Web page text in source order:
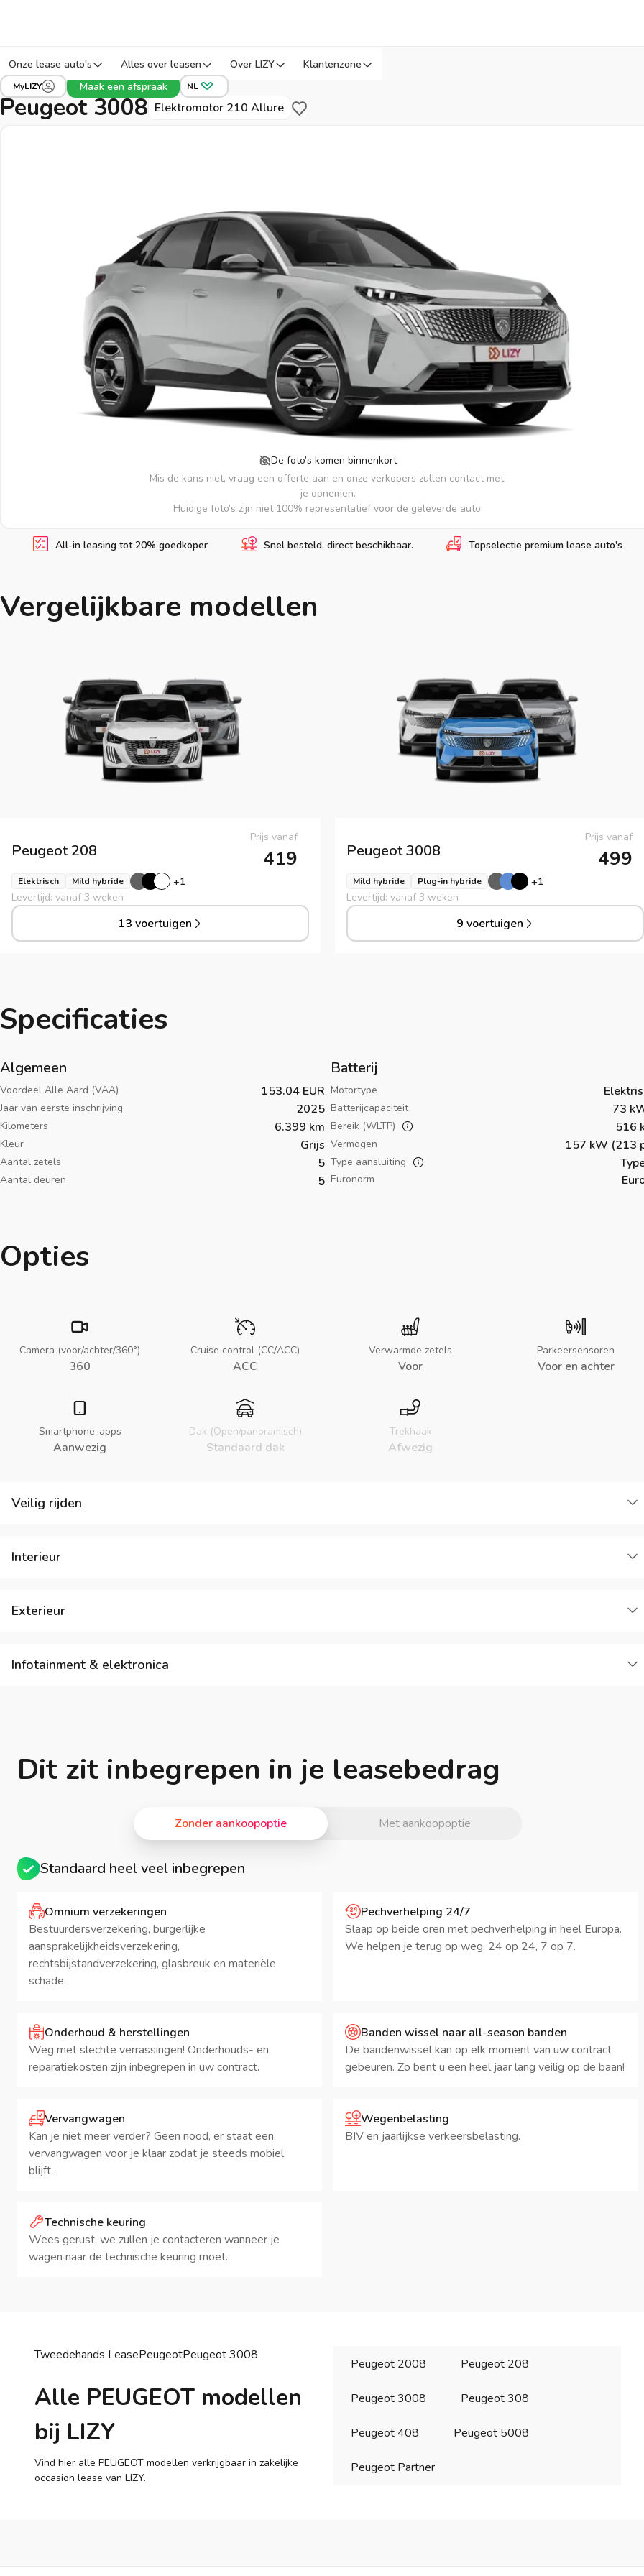
Onze lease auto's Alles over leasen Over LIZY Klantenzone
MyLIZY Maak een afspraak NL
Alle voertuigen › 3008
Peugeot 3008 Elektromotor 210 Allure Bewaar voor later
De foto’s komen binnenkort
Mis de kans niet, vraag een offerte aan en onze verkopers zullen contact met
je opnemen.
Huidige foto’s zijn niet 100% representatief voor de geleverde auto.
All-in leasing tot 20% goedkoper Snel besteld, direct beschikbaar. Topselectie premium lease auto's
Vergelijkbare modellen
Peugeot 208
Prijs vanaf
419
Elektrisch Mild hybride +1
Levertijd: vanaf 3 weken
13 voertuigen
Peugeot3008
Prijs vanaf
499
Mild hybride Plug-in hybride +1
Levertijd: vanaf 3 weken
9 voertuigen
Tweedehands LeasePeugeotPeugeot3008
Alle PEUGEOT modellen
bij LIZY
Vind hier alle PEUGEOT modellen verkrijgbaar in zakelijke
occasion lease van LIZY.
Peugeot 2008 Peugeot 208
Peugeot 3008 Peugeot 308
Peugeot 408 Peugeot 5008
Peugeot Partner
Specificaties
Algemeen
Voordeel Alle Aard (VAA) 153.04 EUR
Jaar van eerste inschrijving 2025
Kilometers 6.399 km
Kleur Grijs
Aantal zetels 5
Aantal deuren 5
Batterij
Motortype
Batterijcapaciteit 73
Bereik (WLTP) 516
Vermogen 157 kW (213
Type aansluiting
Euronorm
Opties
Camera (voor/achter/360°)
360
Cruise control (CC/ACC)
ACC
Verwarmde zetels
Voor
Parkeersensoren
Voor en achter
Smartphone-apps
Aanwezig
Dak (Open/panoramisch)
Standaard dak
Trekhaak
Afwezig
Veilig rijden
Interieur
Exterieur
Infotainment & elektronica
Dit zit inbegrepen in je leasebedrag
Met aankoopoptie
Zonder aankoopoptie
Standaard heel veel inbegrepen
Omnium verzekeringen
Bestuurdersverzekering, burgerlijke
aansprakelijkheidsverzekering,
rechtsbijstandverzekering, glasbreuk en materiële
schade.
Pechverhelping 24/7
Slaap op beide oren met pechverhelping in heel Europa.
We helpen je terug op weg, 24 op 24, 7 op 7.
Onderhoud & herstellingen
Weg met slechte verrassingen! Onderhouds- en
reparatiekosten zijn inbegrepen in uw contract.
Banden wissel naar all-season banden
De bandenwissel kan op elk moment van uw contract
gebeuren. Zo bent u een heel jaar lang veilig op de baan!
Vervangwagen
Kan je niet meer verder? Geen nood, er staat een
vervangwagen voor je klaar zodat je steeds mobiel
blijft.
Wegenbelasting
BIV en jaarlijkse verkeersbelasting.
Technische keuring
Wees gerust, we zullen je contacteren wanneer je
wagen naar de technische keuring moet.